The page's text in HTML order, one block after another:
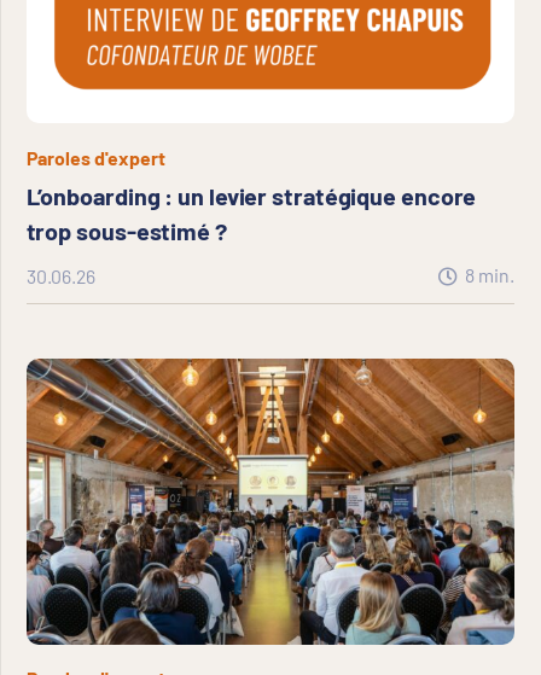
Paroles d'expert
L’onboarding : un levier stratégique encore
trop sous-estimé ?
30.06.26 8 min.